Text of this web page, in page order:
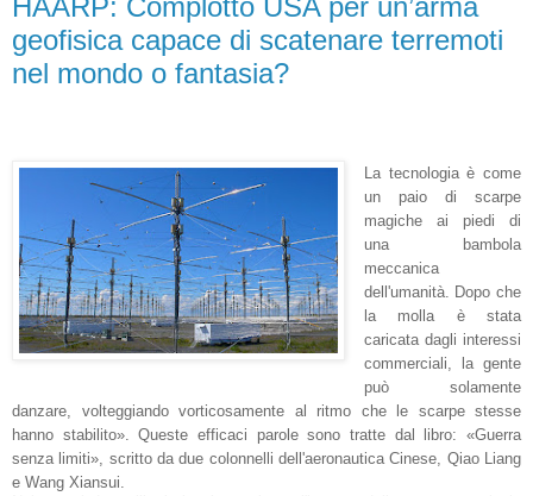
- Hildegarde Staninger è una dottoressa di medicina integrata ed uno dei più
insigni ricercatori nel campo della tossicologia industriale.
Gianfranco alle 11:14 1 commento:
Condividi
sabato 20 novembre 2010
HAARP: Complotto USA per un’arma
geofisica capace di scatenare terremoti
nel mondo o fantasia?